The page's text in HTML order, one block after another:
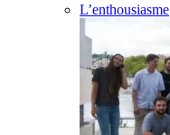
L’enthousiasme